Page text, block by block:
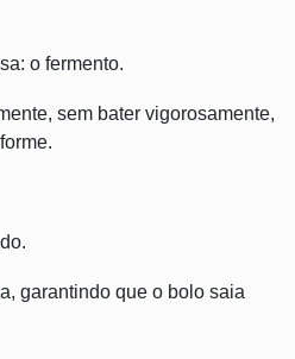
o fermento.
sem bater vigorosamente,
garantindo que o bolo saia